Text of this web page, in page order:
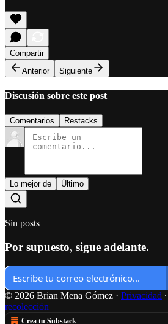
Compartir
Anterior
Siguiente
Discusión sobre este post
Comentarios Restacks
Lo mejor de Último
Sin posts
Por supuesto, sigue adelante.
© 2026 Brian Mena Gómez · Privacidad ∙
recolección
Crea tu Substack